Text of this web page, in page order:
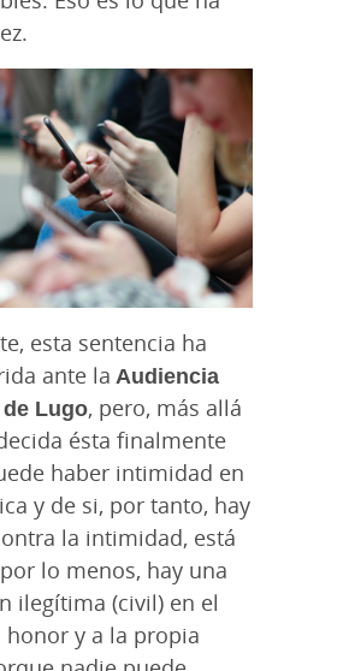
esta sentencia ha
ante la Audiencia
Lugo, pero, más allá
ésta finalmente
haber intimidad en
y de si, por tanto, hay
la intimidad, está
lo menos, hay una
ilegítima (civil) en el
honor y a la propia